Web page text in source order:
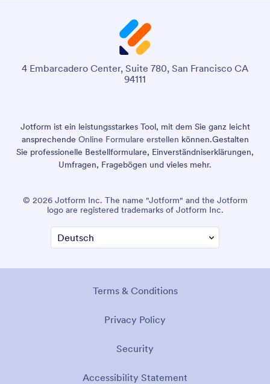
4 Embarcadero Center, Suite 780, San Francisco CA
94111
Jotform ist ein leistungsstarkes Tool, mit dem Sie ganz leicht
ansprechende Online Formulare erstellen können.Gestalten
Sie professionelle Bestellformulare, Einverständniserklärungen,
Umfragen, Fragebögen und vieles mehr.
© 2026 Jotform Inc. The name "Jotform" and the Jotform
logo are registered trademarks of Jotform Inc.
Terms & Conditions
Privacy Policy
Security
Accessibility Statement